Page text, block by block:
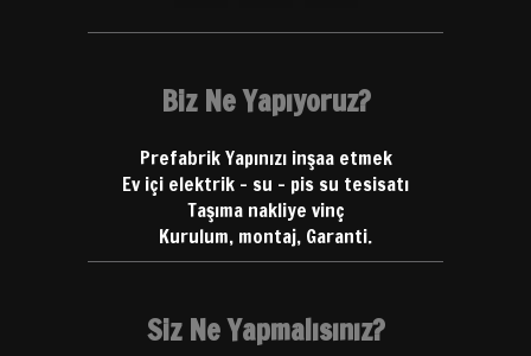
Biz Ne Yapıyoruz?
Prefabrik Yapınızı inşaa etmek
Ev içi elektrik - su - pis su tesisatı
Taşıma nakliye vinç
Kurulum, montaj, Garanti.
Siz Ne Yapmalısınız?